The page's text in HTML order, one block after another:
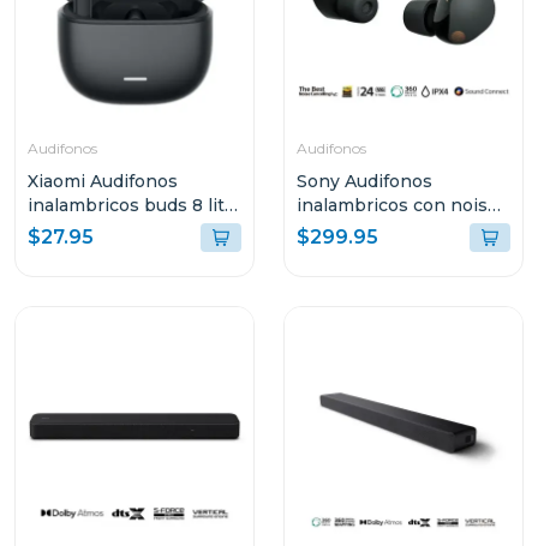
Audifonos
Xiaomi Audifonos
inalambricos buds 8 lite
negro 2539e1n
$27.95
Audifonos
Sony Audifonos
inalambricos con noise
cancelling wf1000xm5
negro
$299.95